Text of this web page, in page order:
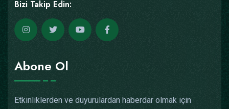
Bizi Takip Edin:
Abone Ol
Etkinliklerden ve duyurulardan haberdar olmak için